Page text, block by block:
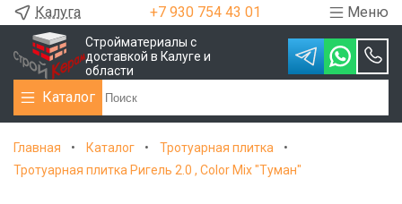
Калуга +7 930 754 43 01 Меню
Стройматериалы с
доставкой в Калуге и
области
Каталог
Главная Каталог
Тротуарная плитка
Тротуарная плитка Ригель 2.0 , Color Mix "Туман"